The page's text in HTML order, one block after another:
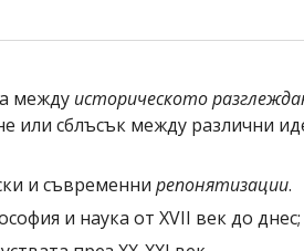
между историческото
или сблъсък между различни
и съвременни репонятизации.
и наука от ХVII век до днес;